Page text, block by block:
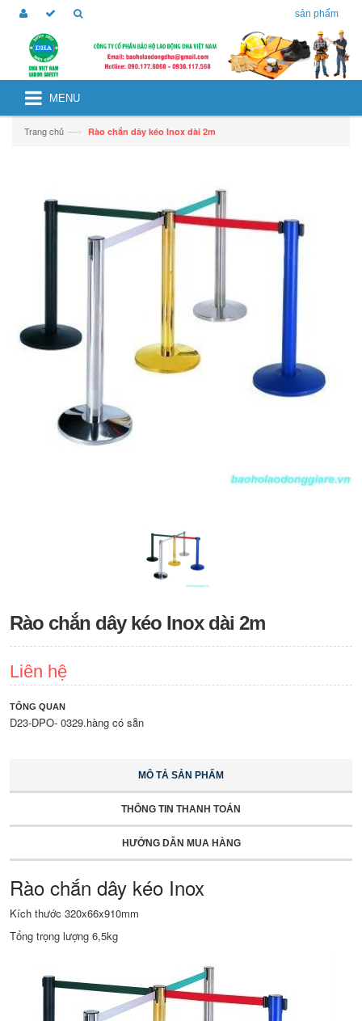
sản phẩm
MENU
Trang chủ —› Rào chắn dây kéo Inox dài 2m
Rào chắn dây kéo Inox dài 2m
Liên hệ
TỔNG QUAN
D23-DPO- 0329.hàng có sẵn
MÔ TẢ SẢN PHẨM
THÔNG TIN THANH TOÁN
HƯỚNG DẪN MUA HÀNG
Rào chắn dây kéo Inox
Kích thước 320x66x910mm
Tổng trọng lượng 6,5kg